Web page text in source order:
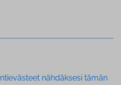
nähdäksesi tämän